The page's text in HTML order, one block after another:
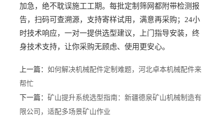
加急，绝不耽误施工工期。每批定制筛网都附带检测报
告，扫码可查溯源，支持寄样试用，满意再采购；24小
时技术响应，一对一提供选型建议，上门指导安装，终
身技术支持，让你采购无顾虑、使用更安心。
上一篇： 如何解决机械配件定制难题，河北卓本机械配件来
帮忙
下一篇： 矿山提升系统选型指南：新疆德泉矿山机械制造有
限公司，适配多场景矿山作业